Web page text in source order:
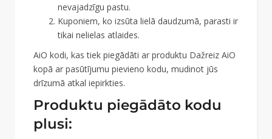
nevajadzīgu pastu.
Kuponiem, ko izsūta lielā daudzumā, parasti ir
tikai nelielas atlaides.
AiO kodi, kas tiek piegādāti ar produktu Dažreiz AiO
kopā ar pasūtījumu pievieno kodu, mudinot jūs
drīzumā atkal iepirkties.
Produktu piegādāto kodu
plusi: